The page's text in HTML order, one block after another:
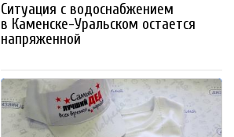
Ситуация с водоснабжением
в Каменске-Уральском остается
напряженной